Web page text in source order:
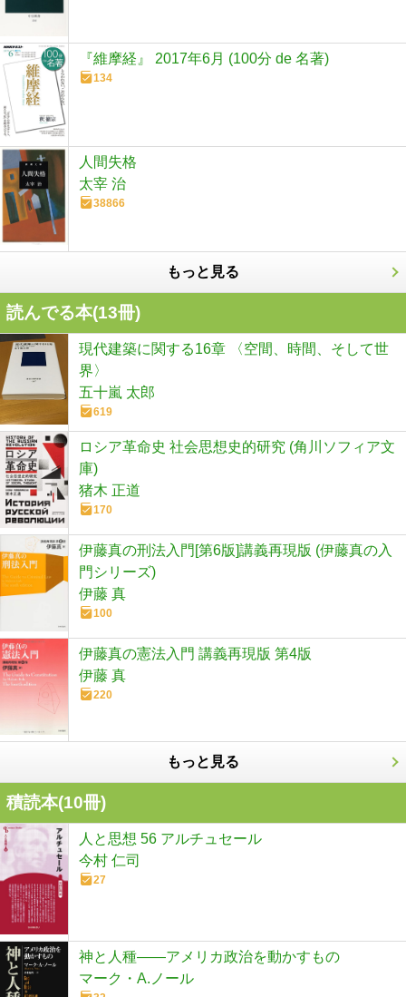
『維摩経』 2017年6月 (100分 de 名著)
134
人間失格
太宰 治
38866
もっと見る
読んでる本(13冊)
現代建築に関する16章 〈空間、時間、そして世
界〉
五十嵐 太郎
619
ロシア革命史 社会思想史的研究 (角川ソフィア文
庫)
猪木 正道
170
伊藤真の刑法入門[第6版]講義再現版 (伊藤真の入
門シリーズ)
伊藤 真
100
伊藤真の憲法入門 講義再現版 第4版
伊藤 真
220
もっと見る
積読本(10冊)
人と思想 56 アルチュセール
今村 仁司
27
神と人種――アメリカ政治を動かすもの
マーク・A.ノール